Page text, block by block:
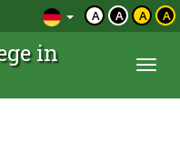
A A A A
in